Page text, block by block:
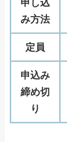
申し込
み方法
定員
申込み
締め切
り